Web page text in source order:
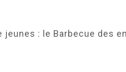
jeunes : le Barbecue des